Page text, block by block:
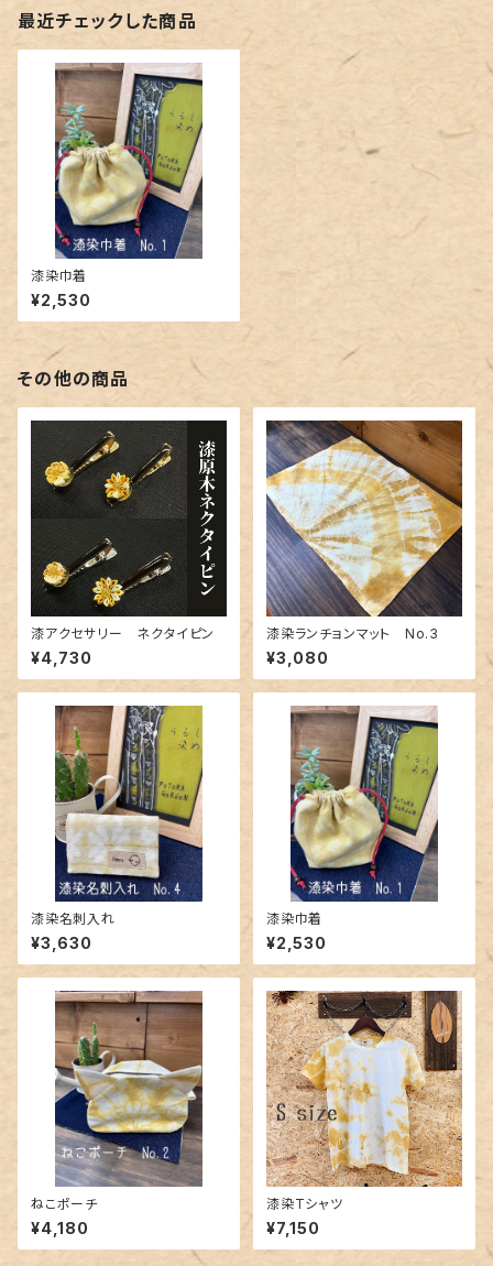
最近チェックした商品
漆染巾着
¥2,530
その他の商品
漆アクセサリー ネクタイピン
¥4,730
漆染ランチョンマット No.3
¥3,080
漆染名刺入れ
¥3,630
漆染巾着
¥2,530
ねこポーチ
¥4,180
漆染Tシャツ
¥7,150